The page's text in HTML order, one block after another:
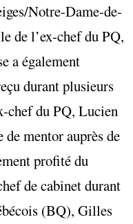
Notre-Dame-de-
de l’ex-chef du PQ,
a également
durant plusieurs
chef du PQ, Lucien
mentor auprès de
profité du
de cabinet durant
(BQ), Gilles